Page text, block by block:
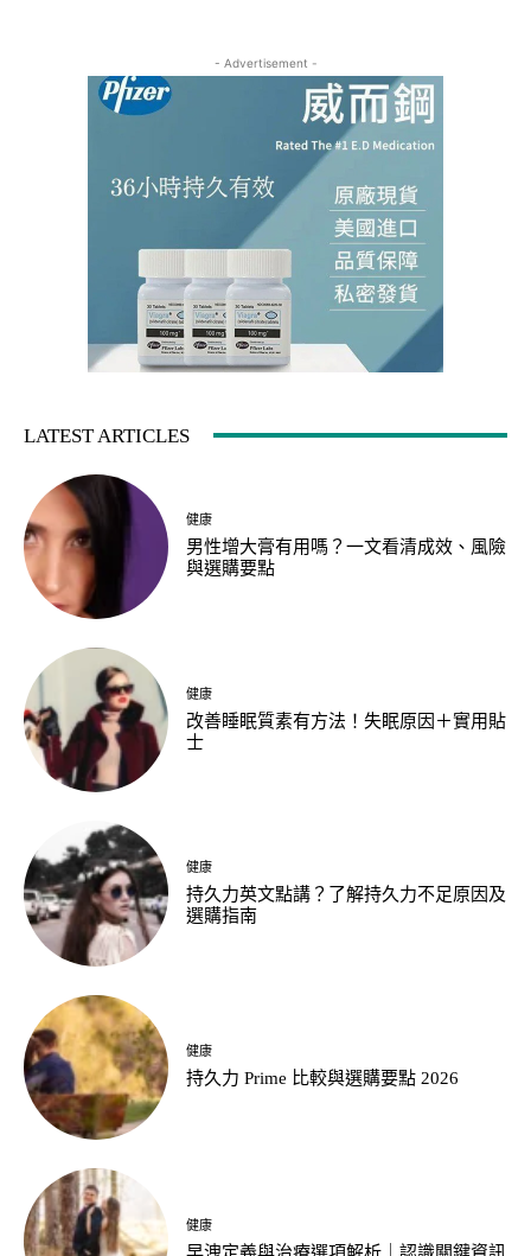
- Advertisement -
LATEST ARTICLES
健康
男性增大膏有用嗎？一文看清成效、風險
與選購要點
健康
改善睡眠質素有方法！失眠原因＋實用貼
士
健康
持久力英文點講？了解持久力不足原因及
選購指南
健康
持久力 Prime 比較與選購要點 2026
健康
早洩定義與治療選項解析｜認識關鍵資訊